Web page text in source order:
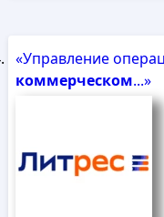
«Управление
коммерческом...»